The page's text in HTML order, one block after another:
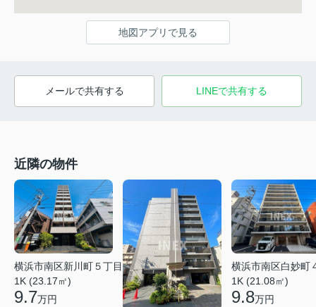
地図アプリで見る
メールで共有する LINEで共有する
近隣の物件
横浜市南区新川町５丁目
1K (23.17㎡)
9.7万円
横浜市南区白妙町
1K (21.08㎡)
9.8万円